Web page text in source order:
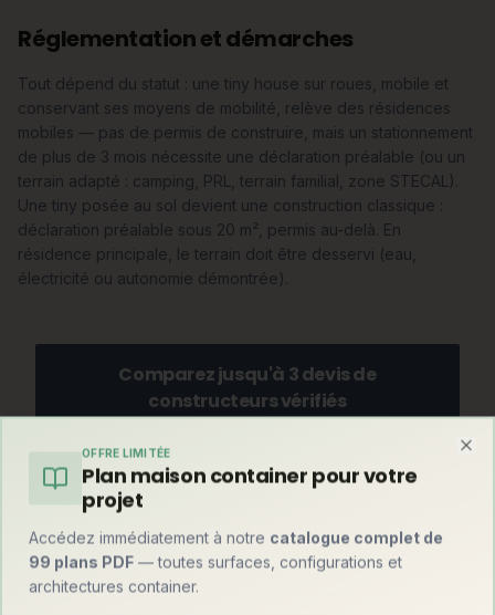
Réglementation et démarches
Tout dépend du statut : une tiny house sur roues, mobile et
conservant ses moyens de mobilité, relève des résidences
mobiles — pas de permis de construire, mais un stationnement
de plus de 3 mois nécessite une déclaration préalable (ou un
terrain adapté : camping, PRL, terrain familial, zone STECAL).
Une tiny posée au sol devient une construction classique :
déclaration préalable sous 20 m², permis au-delà. En
résidence principale, le terrain doit être desservi (eau,
électricité ou autonomie démontrée).
Comparez jusqu'à 3 devis de
constructeurs vérifiés
Recevoir mes devis gratuits
Et par rapport à une maison container ?
OFFRE LIMITÉE
Plan maison container pour votre
projet
Accédez immédiatement à notre catalogue complet de
99 plans PDF — toutes surfaces, configurations et
architectures container.